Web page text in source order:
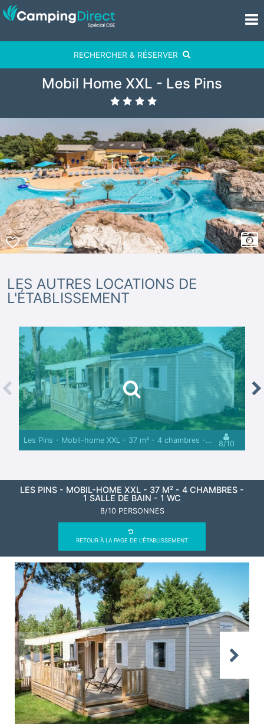
RECHERCHER & RÉSERVER
Mobil Home XXL - Les Pins
LES AUTRES LOCATIONS DE
L'ÉTABLISSEMENT
Les Pins - Mobil-home XXL - 37 m² - 4 chambres - 1 salle de bain - 1 WC 8/10
LES PINS - MOBIL-HOME XXL - 37 M² - 4 CHAMBRES -
1 SALLE DE BAIN - 1 WC
8/10 PERSONNES
RETOUR À LA PAGE DE L'ÉTABLISSEMENT
Previous Next